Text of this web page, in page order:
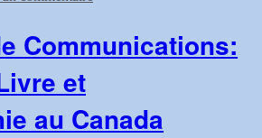
communications
:
et
Communications:
et
au Canada